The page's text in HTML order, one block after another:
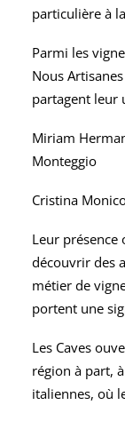
particulière à
Parmi les
Nous
partagent leur
Miriam
Monteggio
Cristina
Leur présence
découvrir des
métier de
portent une
Les Caves
région à part,
italiennes, où